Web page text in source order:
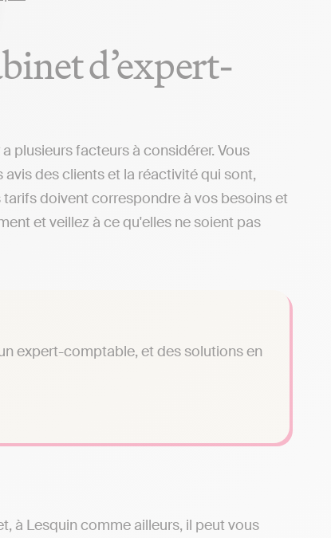
d’expert-
plusieurs facteurs à considérer. Vous
des clients et la réactivité qui sont,
doivent correspondre à vos besoins et
et veillez à ce qu'elles ne soient pas
expert-comptable, et des solutions en
à Lesquin comme ailleurs, il peut vous